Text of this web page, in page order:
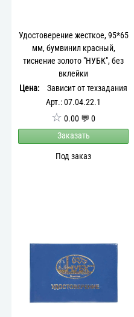
Удостоверение жесткое, 95*65
мм, бумвинил красный,
тиснение золото "НУБК", без
вклейки
Цена:
Зависит от техзадания
Арт.: 07.04.22.1
☆ 0.00 💬 0
Заказать
Под заказ